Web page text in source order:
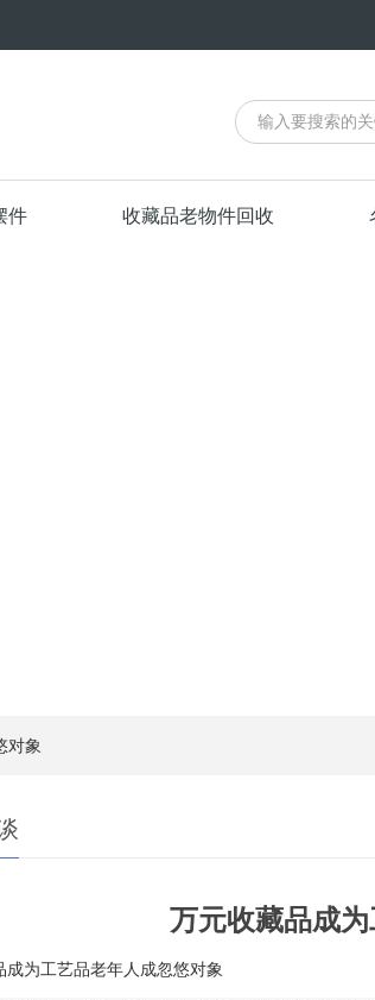
件 收藏品老物件回收
对象
万元收藏品成
成为工艺品老年人成忽悠对象